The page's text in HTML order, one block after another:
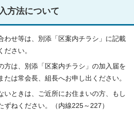
方法について
わせ等は、別添「区案内チラシ」に記載
さい。
方は、別添「区案内チラシ」の加入届を
たは常会長、組長へお申し出ください。
いときは、ご近所にお住まいの方、もし
ずねください。（内線225～227）